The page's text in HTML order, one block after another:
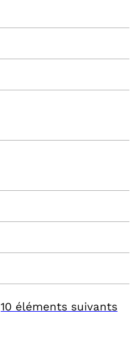
10 éléments suivants